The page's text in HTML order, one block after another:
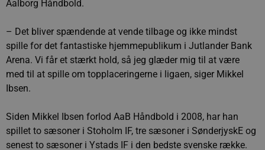
Aalborg Håndbold.
– Det bliver spændende at vende tilbage og ikke mindst
spille for det fantastiske hjemmepublikum i Jutlander Bank
Arena. Vi får et stærkt hold, så jeg glæder mig til at være
med til at spille om topplaceringerne i ligaen, siger Mikkel
Ibsen.
Siden Mikkel Ibsen forlod AaB Håndbold i 2008, har han
spillet to sæsoner i Stoholm IF, tre sæsoner i SønderjyskE og
senest to sæsoner i Ystads IF i den bedste svenske række.